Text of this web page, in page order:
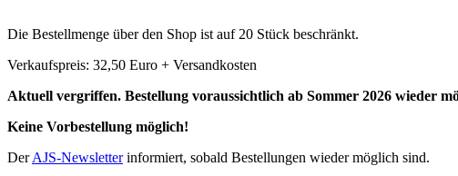
Die Bestellmenge über den Shop ist auf 20 Stück beschränkt.
Verkaufspreis: 32,50 Euro + Versandkosten
Aktuell vergriffen. Bestellung voraussichtlich ab Sommer 2026 wieder
Keine Vorbestellung möglich!
DerAJS-Newsletterinformiert, sobald Bestellungen wieder möglich sind.